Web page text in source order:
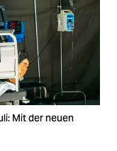
Mit der neuen